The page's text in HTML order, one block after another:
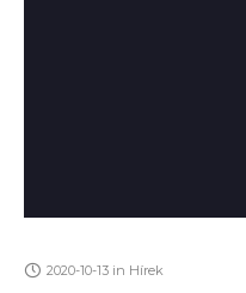
2020-10-13 in Hírek